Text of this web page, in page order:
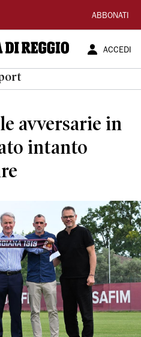
ABBONATI
ACCEDI
avversarie in
intanto